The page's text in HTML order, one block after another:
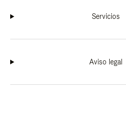
Servicios
Aviso legal